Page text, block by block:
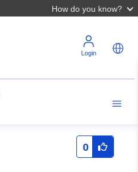
How do you know?
Login
0